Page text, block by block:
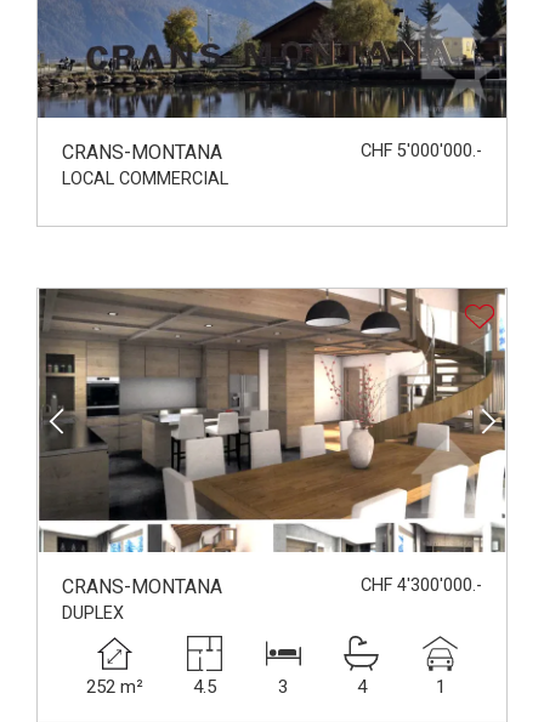
CRANS-MONTANA
CHF 5'000'000.-
LOCAL COMMERCIAL
CRANS-MONTANA
CHF 4'300'000.-
DUPLEX
252 m² 4.5 3 4 1